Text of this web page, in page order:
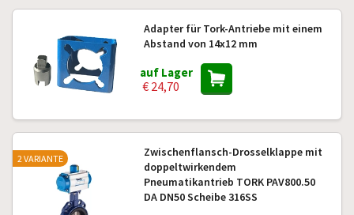
Adapter für Tork-Antriebe mit einem
Abstand von 14x12 mm
auf Lager
€ 24,70
Zwischenflansch-Drosselklappe mit
doppeltwirkendem
Pneumatikantrieb TORK PAV800.50
DA DN50 Scheibe 316SS
2 VARIANTE